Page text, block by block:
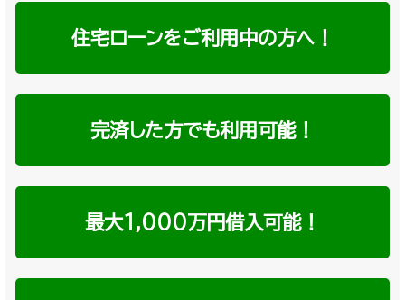
住宅ローンをご利用中の方へ！
完済した方でも利用可能！
最大1,000万円借入可能！